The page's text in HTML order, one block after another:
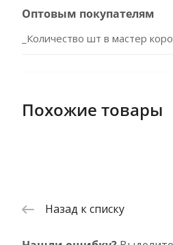
Оптовым покупателям
_Количество шт в мастер
Похожие товары
Назад к списку